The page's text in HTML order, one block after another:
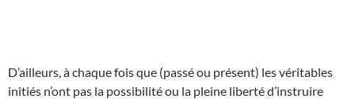
D’ailleurs, à chaque fois que (passé ou présent) les véritables
initiés n’ont pas la possibilité ou la pleine liberté d’instruire